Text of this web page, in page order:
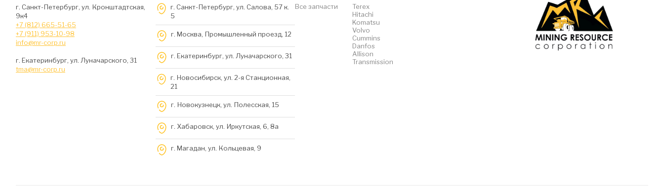
г. Санкт-Петербург, ул. Кронштадтская,
9к4
+7 (812) 665-51-65
+7 (911) 953-10-98
info@mr-corp.ru
г. Екатеринбург, ул. Луначарского, 31
tma@mr-corp.ru
г. Санкт-Петербург, ул. Салова, 57 к.
5
г. Москва, Промышленный проезд, 12
г. Екатеринбург, ул. Луначарского, 31
г. Новосибирск, ул. 2-я Станционная,
21
г. Новокузнецк, ул. Полесская, 15
г. Хабаровск, ул. Иркутская, 6, 8a
г. Магадан, ул. Кольцевая, 9
Все запчасти
Terex
Hitachi
Komatsu
Volvo
Cummins
Danfos
Allison
Transmission